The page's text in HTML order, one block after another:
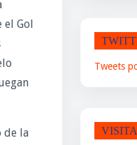
Gol
de la
Tweets